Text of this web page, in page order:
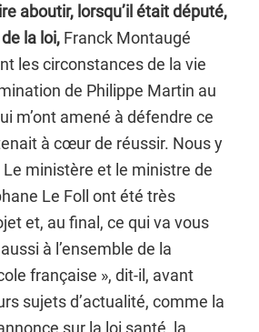
aboutir, lorsqu’il était député,
la loi, Franck Montaugé
les circonstances de la vie
de Philippe Martin au
m’ont amené à défendre ce
à cœur de réussir. Nous y
ministère et le ministre de
Le Foll ont été très
et, au final, ce qui va vous
à l’ensemble de la
française », dit-il, avant
sujets d’actualité, comme la
sur la loi santé, la